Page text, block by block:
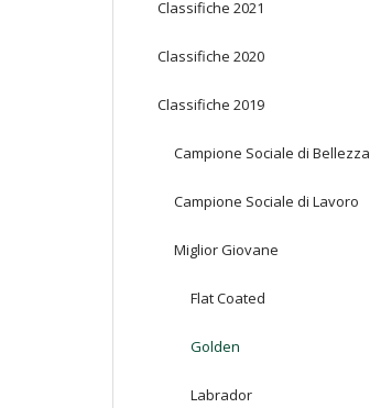
Classifiche 2021
Classifiche 2020
Classifiche 2019
Campione Sociale di Bellezza
Campione Sociale di Lavoro
Miglior Giovane
Flat Coated
Golden
Labrador